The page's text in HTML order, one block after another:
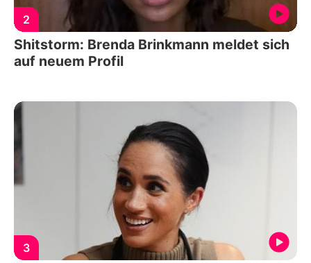
2
Shitstorm: Brenda Brinkmann meldet sich
auf neuem Profil
3